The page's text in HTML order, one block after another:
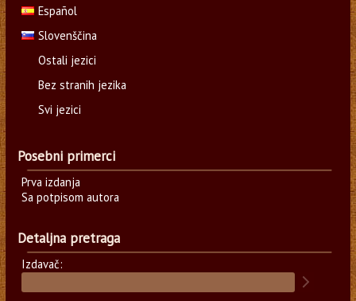
Español
Slovenščina
Ostali jezici
Bez stranih jezika
Svi jezici
Posebni primerci
Prva izdanja
Sa potpisom autora
Detaljna pretraga
Izdavač: